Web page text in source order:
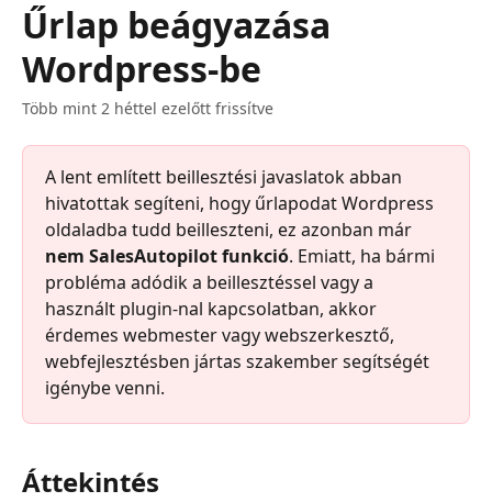
Űrlap beágyazása
Wordpress-be
Több mint 2 héttel ezelőtt frissítve
A lent említett beillesztési javaslatok abban
hivatottak segíteni, hogy űrlapodat Wordpress
oldaladba tudd beilleszteni, ez azonban már
nem SalesAutopilot funkció. Emiatt, ha bármi
probléma adódik a beillesztéssel vagy a
használt plugin-nal kapcsolatban, akkor
érdemes webmester vagy webszerkesztő,
webfejlesztésben jártas szakember segítségét
igénybe venni.
Áttekintés